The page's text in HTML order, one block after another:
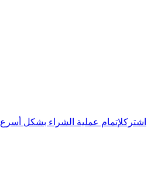
اشتركلإتمام عملية الشراء بشكل أسرع